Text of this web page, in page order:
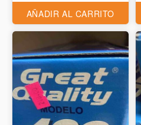
AÑADIR AL CARRITO